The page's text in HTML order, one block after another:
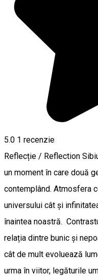
5.0 1 recenzie
Reflecție / Reflection
un moment în care două
contemplând. Atmosfera
universului cât și
înaintea noastră.
relația dintre bunic și
cât de mult evoluează
urma în viitor, legăturile